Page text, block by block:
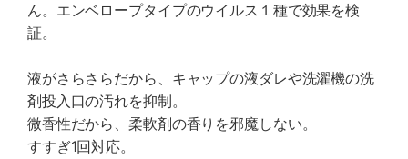
ん。エンベロープタイプのウイルス１種で効果を検
証。
液がさらさらだから、キャップの液ダレや洗濯機の洗
剤投入口の汚れを抑制。
微香性だから、柔軟剤の香りを邪魔しない。
すすぎ1回対応。